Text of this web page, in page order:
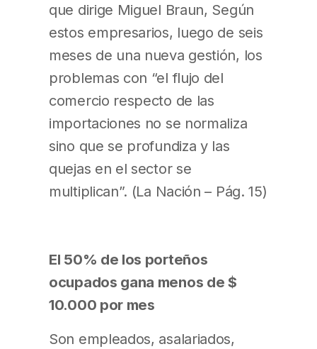
que dirige Miguel Braun, Según
estos empresarios, luego de seis
meses de una nueva gestión, los
problemas con “el flujo del
comercio respecto de las
importaciones no se normaliza
sino que se profundiza y las
quejas en el sector se
multiplican”. (La Nación – Pág. 15)
El 50% de los porteños
ocupados gana menos de $
10.000 por mes
Son empleados, asalariados,